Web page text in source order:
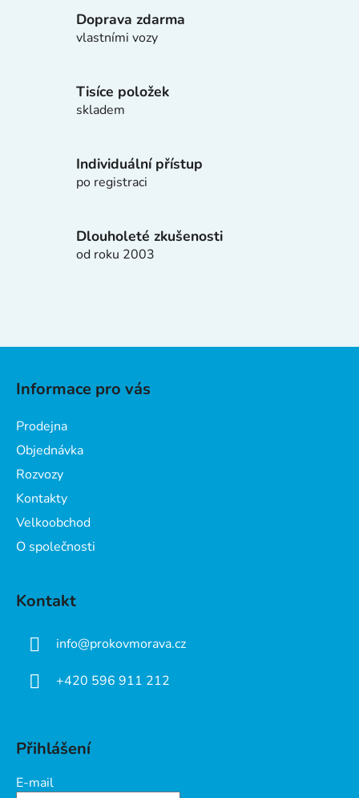
á
k
p
Doprava zdarma
vlastními vozy
Tisíce položek
skladem
Individuální přístup
po registraci
Dlouholeté zkušenosti
od roku 2003
Informace pro vás
Prodejna
Objednávka
Rozvozy
Kontakty
Velkoobchod
O společnosti
Kontakt
info@prokovmorava.cz
+420 596 911 212
Přihlášení
E-mail